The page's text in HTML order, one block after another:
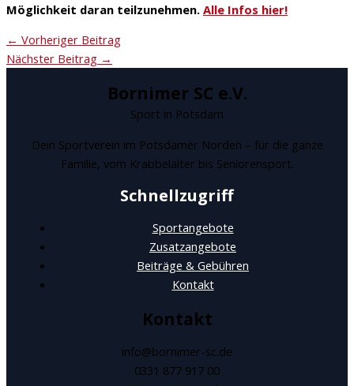
Möglichkeit daran teilzunehmen. Alle Infos hier!
← Vorheriger Beitrag
Nächster Beitrag →
Bornimer SC e.V.
Sport in Potsdam
Dein Sportverein im Potsdamer Norden – für die ganze
Familie, vom Krabbelalter bis Seniorensport.
Schnellzugriff
Sportangebote
Zusatzangebote
Beiträge & Gebühren
Kontakt
Kontakt
info@bornimer-sc.de
0331 877 917 00